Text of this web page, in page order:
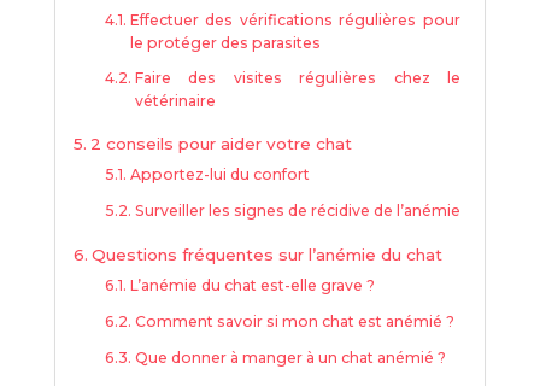
Effectuer des vérifications régulières pour
le protéger des parasites
Faire des visites régulières chez le
vétérinaire
2 conseils pour aider votre chat
Apportez-lui du confort
Surveiller les signes de récidive de l’anémie
Questions fréquentes sur l’anémie du chat
L’anémie du chat est-elle grave ?
Comment savoir si mon chat est anémié ?
Que donner à manger à un chat anémié ?